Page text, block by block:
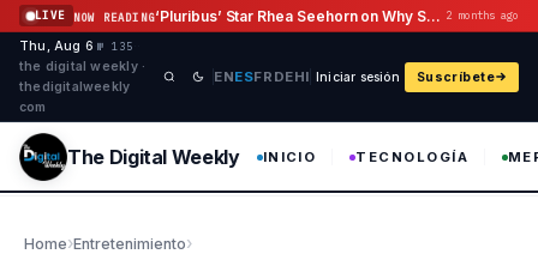
Saltar al contenido
LIVE NOW READING ‘Pluribus’ Star Rhea Seehorn on Why She Hasn’t Grilled Vince Gilligan 2 months ago
Thu, Aug 6 ·№ 135
the digital weekly ·
thedigitalweekly
com
ENESFR DEHI Iniciar sesión Suscríbete
The Digital Weekly INICIO TECNOLOGÍA
Home›Entretenimiento›